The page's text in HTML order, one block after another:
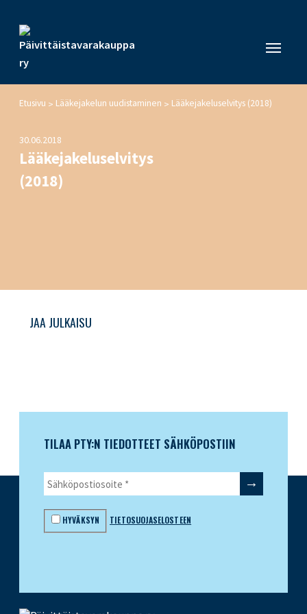
Etusivu > Lääkejakelun uudistaminen > Lääkejakeluselvitys (2018)
30.06.2018
Lääkejakeluselvitys
(2018)
JAA JULKAISU
TILAA PTY:N TIEDOTTEET SÄHKÖPOSTIIN
HYVÄKSYN TIETOSUOJASELOSTEEN